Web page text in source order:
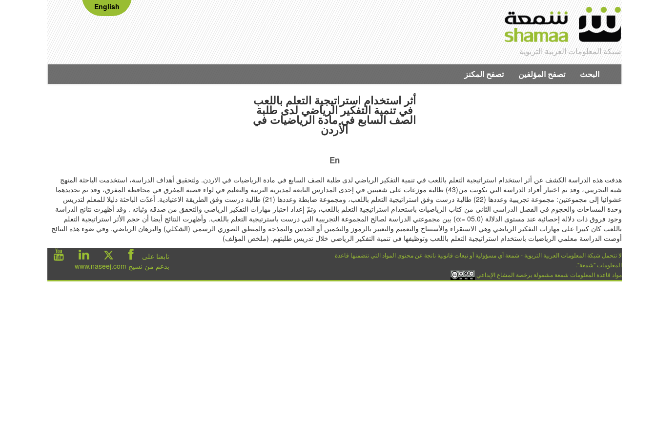
English
شبكة المعلومات العربية التربوية
البحث تصفح المؤلفين تصفح المكنز
أثر استخدام استراتيجية التعلم باللعب
في تنمية التفكير الرياضي لدى طلبة
الصف السابع في مادة الرياضيات في
الأردن
En
هدفت هذه الدراسة الكشف عن أثر استخدام استراتيجية التعلم باللعب في تنمية التفكير الرياضي لدى طلبة الصف السابع في مادة الرياضيات في الاردن. ولتحقيق أهداف الدراسة، استخدمت الباحثة المنهج
شبه التجريبي، وقد تم اختيار أفراد الدراسة التي تكونت من(43) طالبة موزعات على شعبتين في إحدى المدارس التابعة لمديرية التربية والتعليم في لواء قصبة المفرق في محافظة المفرق، وقد تم تحديدهما
عشوائيا إلى مجموعتين: مجموعة تجريبية وعددها (22) طالبة درست وفق استراتيجية التعلم باللعب، ومجموعة ضابطة وعددها (21) طالبة درست وفق الطريقة الاعتيادية. أعدّت الباحثة دليلا للمعلم لتدريس
وحدة المساحات والحجوم في الفصل الدراسي الثاني من كتاب الرياضيات باستخدام استراتيجية التعلم باللعب، وتمّ إعداد اختبار مهارات التفكير الرياضي والتحقق من صدقه وثباته . وقد أظهرت نتائج الدراسة
وجود فروق ذات دلالة إحصائية عند مستوى الدلالة (05.0 =α) بين مجموعتي الدراسة لصالح المجموعة التجريبية التي درست باسترتيجية التعلم باللعب. وأظهرت النتائج أيضا أن حجم الأثر استراتيجية التعلم
باللعب كان كبيرا على مهارات التفكير الرياضي وهي الاستقراء والأستنتاج والتعميم والتعبير بالرموز والتخمين أو الحدس والنمذجة والمنطق الصوري الرسمي (الشكلي) والبرهان الرياضي. وفي ضوء هذه النتائج
أوصت الدراسة معلمي الرياضيات باستخدام استراتيجية التعلم باللعب وتوظيفها في تنمية التفكير الرياضي خلال تدريس طلبتهم. (ملخص المؤلف)
لا تتحمل شبكة المعلومات العربية التربوية - شمعة أي مسؤولية أو تبعات قانونية ناتجة عن محتوى المواد التي تتضمنها قاعدة
المعلومات "شمعة".
مواد قاعدة المعلومات شمعة مشمولة برخصة المشاع الإبداعي
تابعنا على
بدعم من نسيج www.naseej.com